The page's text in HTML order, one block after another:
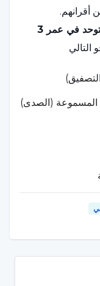
أقرانهم.
أعراض التوحد في عمر 3
التالي
المسموعة (الصدى)